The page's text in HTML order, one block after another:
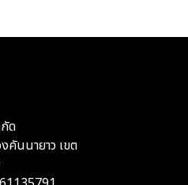
ด
คันนายาว เขต